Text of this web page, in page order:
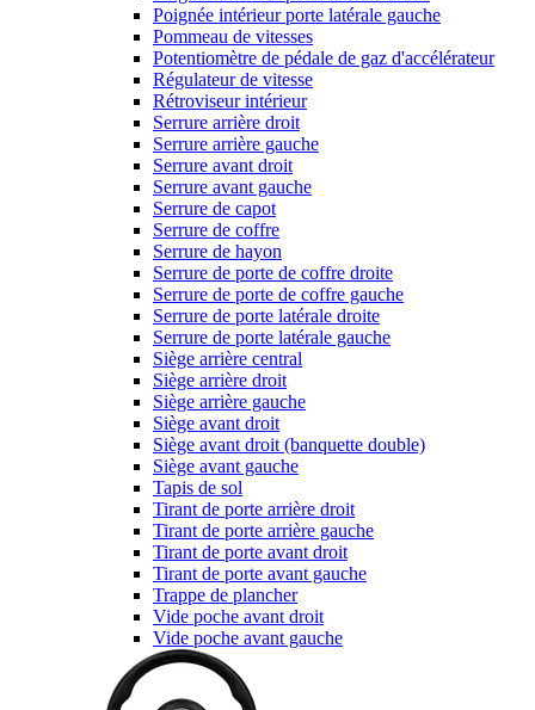
Poignée intérieur porte latérale gauche
Pommeau de vitesses
Potentiomètre de pédale de gaz d'accélérateur
Régulateur de vitesse
Rétroviseur intérieur
Serrure arrière droit
Serrure arrière gauche
Serrure avant droit
Serrure avant gauche
Serrure de capot
Serrure de coffre
Serrure de hayon
Serrure de porte de coffre droite
Serrure de porte de coffre gauche
Serrure de porte latérale droite
Serrure de porte latérale gauche
Siège arrière central
Siège arrière droit
Siège arrière gauche
Siège avant droit
Siège avant droit (banquette double)
Siège avant gauche
Tapis de sol
Tirant de porte arrière droit
Tirant de porte arrière gauche
Tirant de porte avant droit
Tirant de porte avant gauche
Trappe de plancher
Vide poche avant droit
Vide poche avant gauche